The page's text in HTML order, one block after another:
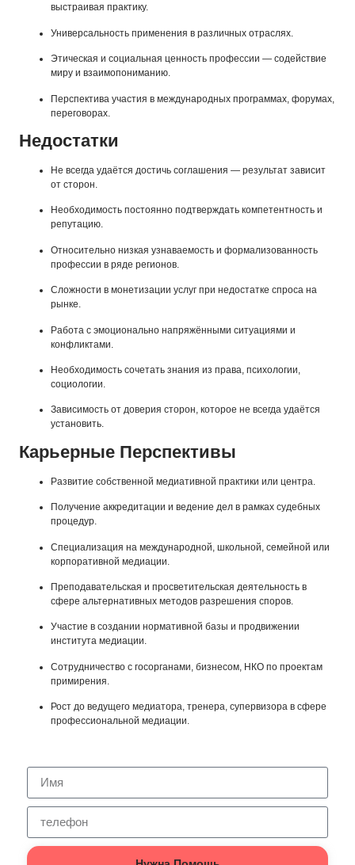
выстраивая практику.
Универсальность применения в различных отраслях.
Этическая и социальная ценность профессии — содействие
миру и взаимопониманию.
Перспектива участия в международных программах, форумах,
переговорах.
Недостатки
Не всегда удаётся достичь соглашения — результат зависит
от сторон.
Необходимость постоянно подтверждать компетентность и
репутацию.
Относительно низкая узнаваемость и формализованность
профессии в ряде регионов.
Сложности в монетизации услуг при недостатке спроса на
рынке.
Работа с эмоционально напряжёнными ситуациями и
конфликтами.
Необходимость сочетать знания из права, психологии,
социологии.
Зависимость от доверия сторон, которое не всегда удаётся
установить.
Карьерные Перспективы
Развитие собственной медиативной практики или центра.
Получение аккредитации и ведение дел в рамках судебных
процедур.
Специализация на международной, школьной, семейной или
корпоративной медиации.
Преподавательская и просветительская деятельность в
сфере альтернативных методов разрешения споров.
Участие в создании нормативной базы и продвижении
института медиации.
Сотрудничество с госорганами, бизнесом, НКО по проектам
примирения.
Рост до ведущего медиатора, тренера, супервизора в сфере
профессиональной медиации.